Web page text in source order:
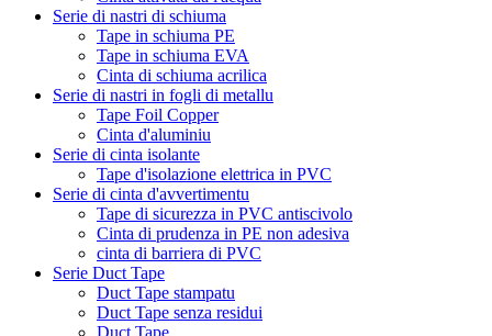
Serie di nastri di schiuma
Tape in schiuma PE
Tape in schiuma EVA
Cinta di schiuma acrilica
Serie di nastri in fogli di metallu
Tape Foil Copper
Cinta d'aluminiu
Serie di cinta isolante
Tape d'isolazione elettrica in PVC
Serie di cinta d'avvertimentu
Tape di sicurezza in PVC antiscivolo
Cinta di prudenza in PE non adesiva
cinta di barriera di PVC
Serie Duct Tape
Duct Tape stampatu
Duct Tape senza residui
Duct Tape